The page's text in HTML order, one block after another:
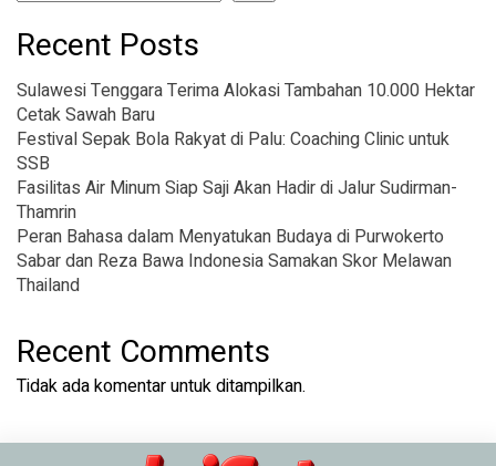
Recent Posts
Sulawesi Tenggara Terima Alokasi Tambahan 10.000 Hektar
Cetak Sawah Baru
Festival Sepak Bola Rakyat di Palu: Coaching Clinic untuk
SSB
Fasilitas Air Minum Siap Saji Akan Hadir di Jalur Sudirman-
Thamrin
Peran Bahasa dalam Menyatukan Budaya di Purwokerto
Sabar dan Reza Bawa Indonesia Samakan Skor Melawan
Thailand
Recent Comments
Tidak ada komentar untuk ditampilkan.